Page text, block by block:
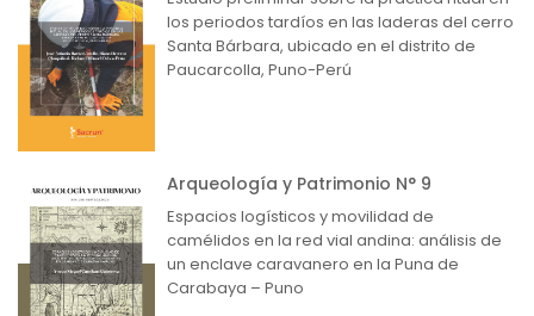
los periodos tardíos en las laderas del cerro
Santa Bárbara, ubicado en el distrito de
Paucarcolla, Puno-Perú
Arqueología y Patrimonio N° 9
Espacios logísticos y movilidad de
camélidos en la red vial andina: análisis de
un enclave caravanero en la Puna de
Carabaya – Puno